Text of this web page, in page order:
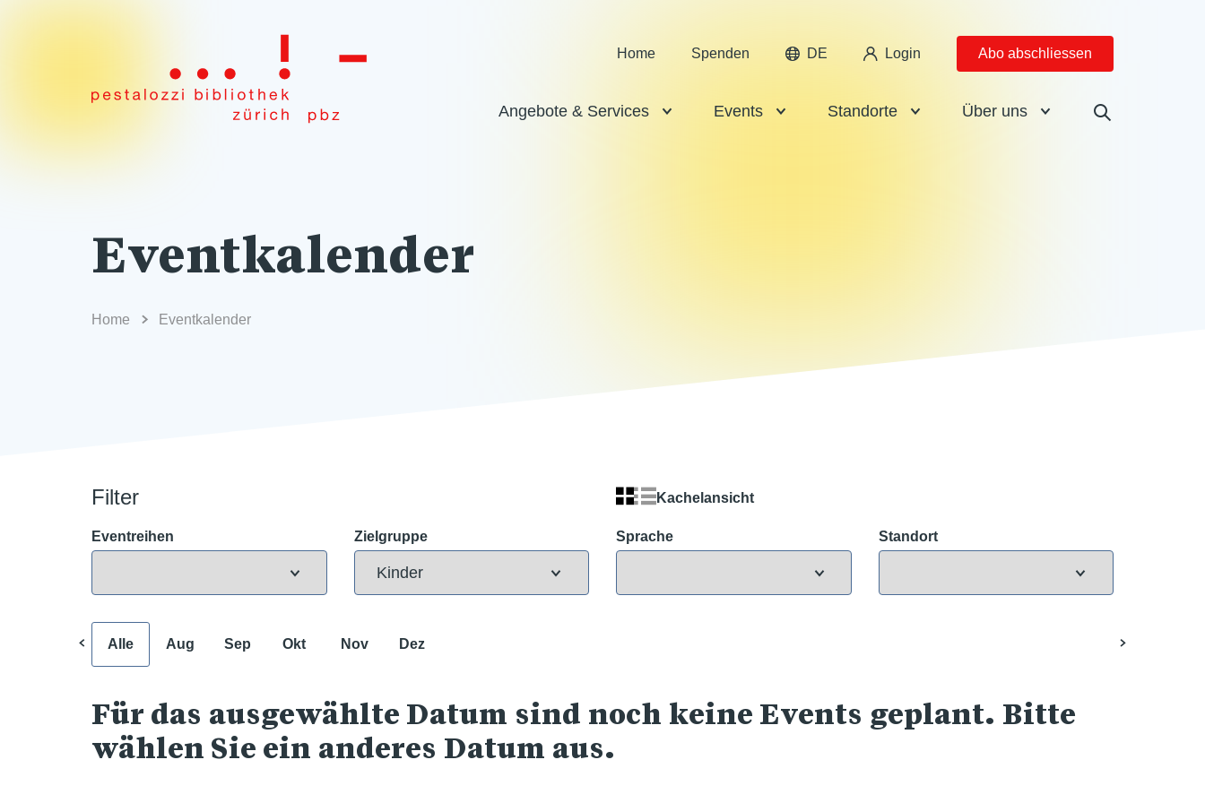
Home Spenden DE Login Abo abschliessen
Angebote & Services Events Standorte Über uns
Eventkalender
Home Eventkalender
Filter Kachelansicht
Eventreihen Zielgruppe Sprache Standort
Alle Aug Sep Okt Nov Dez
Für das ausgewählte Datum sind noch keine Events geplant. Bitte
wählen Sie ein anderes Datum aus.